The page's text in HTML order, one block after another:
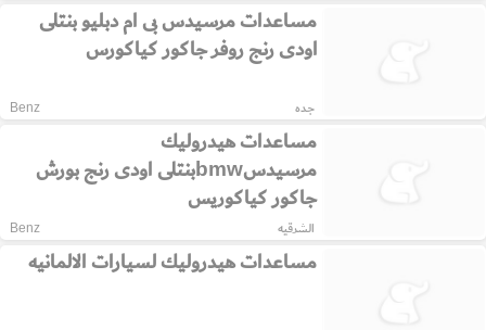
مساعدات مرسيدس بى ام دبليو بنتلى
اودى رنج روفر جاكور كياكورس
جده Benz
مساعدات هيدروليك
مرسيدسbmwبنتلى اودى رنج بورش
جاكور كياكوريس
الشرقيه Benz
مساعدات هيدروليك لسيارات الالمانيه